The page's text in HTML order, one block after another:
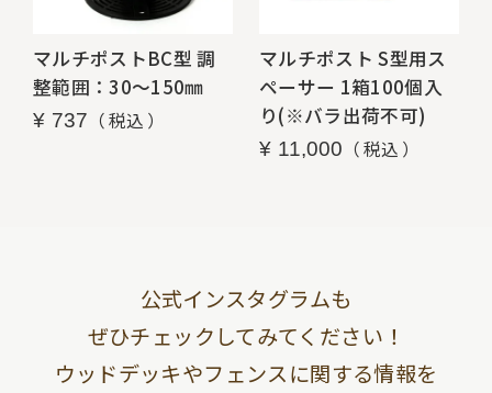
マルチポストBC型 調
整範囲：30～150㎜
¥ 737 税込
マルチポスト S型用ス
ペーサー 1箱100個入
り(※バラ出荷不可)
¥ 11,000 税込
公式インスタグラムも
ぜひチェックしてみてください！
ウッドデッキやフェンスに関する情報を